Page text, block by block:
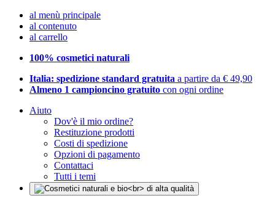
al menù principale
al contenuto
al carrello
100% cosmetici naturali
Italia: spedizione standard gratuita a partire da € 49,90
Almeno 1 campioncino gratuito con ogni ordine
Aiuto
Dov'è il mio ordine?
Restituzione prodotti
Costi di spedizione
Opzioni di pagamento
Contattaci
Tutti i temi